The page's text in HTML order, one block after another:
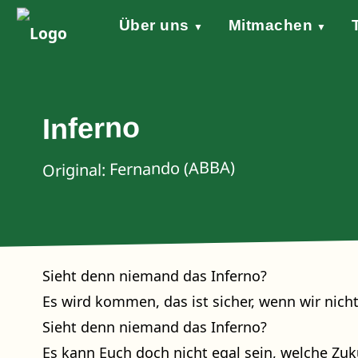
Über uns ▼ Mitmachen ▼
Inferno
Original: Fernando (ABBA)
Sieht denn niemand das Inferno?
Es wird kommen, das ist sicher, wenn wir
Sieht denn niemand das Inferno?
Es kann Euch doch nicht egal sein, welche